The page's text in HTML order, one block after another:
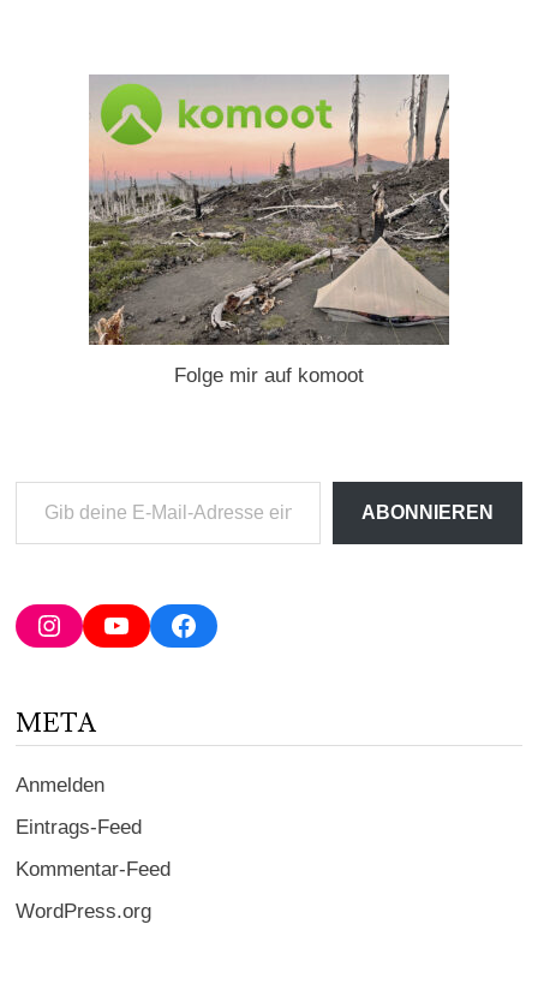
Folge mir auf komoot
deine
Adresse
ein ...
ABONNIEREN
InstagramYouTubeFacebook
META
Anmelden
Eintrags-Feed
Kommentar-Feed
WordPress.org